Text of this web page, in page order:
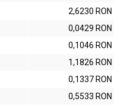
2,6230 RON
0,0429 RON
0,1046 RON
1,1826 RON
0,1337 RON
0,5533 RON